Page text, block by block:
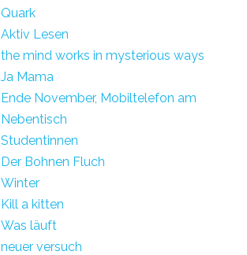
Quark
Aktiv Lesen
the mind works in mysterious ways
Ja Mama
Ende November, Mobiltelefon am
Nebentisch
Studentinnen
Der Bohnen Fluch
Winter
Kill a kitten
Was läuft
neuer versuch